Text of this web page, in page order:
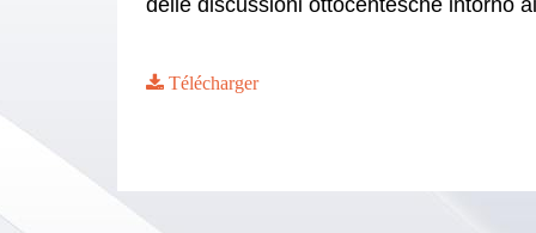
delle discussioni ottocentesche intorno
Télécharger